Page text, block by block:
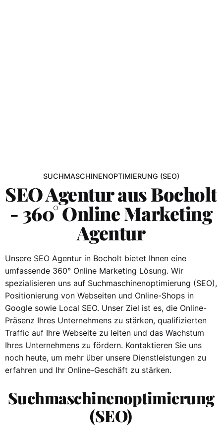
SUCHMASCHINENOPTIMIERUNG (SEO)
SEO Agentur aus Bocholt
- 360° Online Marketing
Agentur
Unsere SEO Agentur in Bocholt bietet Ihnen eine
umfassende 360° Online Marketing Lösung. Wir
spezialisieren uns auf Suchmaschinenoptimierung (SEO),
Positionierung von Webseiten und Online-Shops in
Google sowie Local SEO. Unser Ziel ist es, die Online-
Präsenz Ihres Unternehmens zu stärken, qualifizierten
Traffic auf Ihre Webseite zu leiten und das Wachstum
Ihres Unternehmens zu fördern. Kontaktieren Sie uns
noch heute, um mehr über unsere Dienstleistungen zu
erfahren und Ihr Online-Geschäft zu stärken.
Suchmaschinenoptimierung
(SEO)